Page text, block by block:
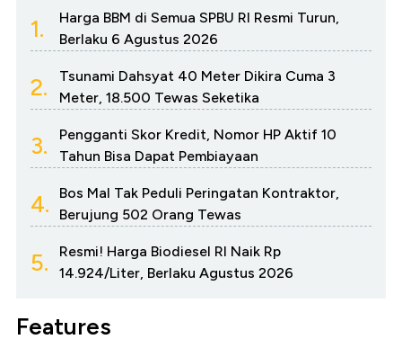
1.
Harga BBM di Semua SPBU RI Resmi Turun,
Berlaku 6 Agustus 2026
2.
Tsunami Dahsyat 40 Meter Dikira Cuma 3
Meter, 18.500 Tewas Seketika
3.
Pengganti Skor Kredit, Nomor HP Aktif 10
Tahun Bisa Dapat Pembiayaan
4.
Bos Mal Tak Peduli Peringatan Kontraktor,
Berujung 502 Orang Tewas
5.
Resmi! Harga Biodiesel RI Naik Rp
14.924/Liter, Berlaku Agustus 2026
Features